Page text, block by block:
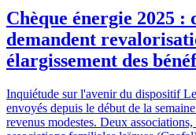
Chèque énergie 2025 :
demandent
élargissement des
Inquiétude sur l'avenir du dispositif
envoyés depuis le début de la
revenus modestes. Deux